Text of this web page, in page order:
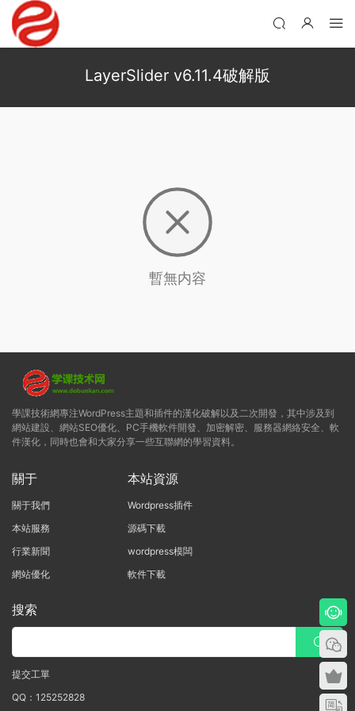
LayerSlider v6.11.4破解版
暫無内容
學課技術網專注WordPress主題和插件的漢化破解以及二次開發，其中涉及到
網站建設、網站SEO優化、PC手機軟件開發、加密解密、服務器網絡安全、軟
件漢化，同時也會和大家分享一些互聯網的學習資料。
關于
關于我們
本站服務
行業新聞
網站優化
本站資源
Wordpress插件
源碼下載
wordpress模闆
軟件下載
搜索
提交工單
QQ：125252828